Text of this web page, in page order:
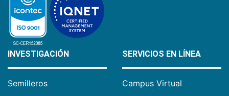
INVESTIGACIÓN
Semilleros
SERVICIOS EN LÍNEA
Campus Virtual